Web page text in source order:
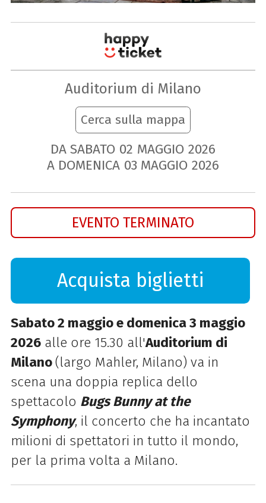
Auditorium di Milano
Cerca sulla mappa
DA SABATO 02 MAGGIO 2026
A DOMENICA 03 MAGGIO 2026
EVENTO TERMINATO
Acquista biglietti
Sabato 2 maggio e domenica 3 maggio
2026alle ore 15.30 all'Auditorium di
Milano(largo Mahler, Milano) va in
scena una doppia replica dello
spettacolo Bugs Bunny at the
Symphony, il concerto che ha incantato
milioni di spettatori in tutto il mondo,
per la prima volta a Milano.